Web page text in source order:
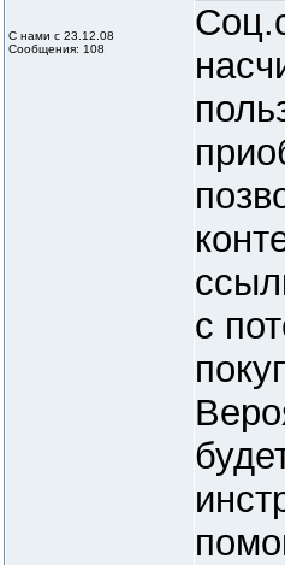
С нами с 23.12.08
Сообщения: 108
с